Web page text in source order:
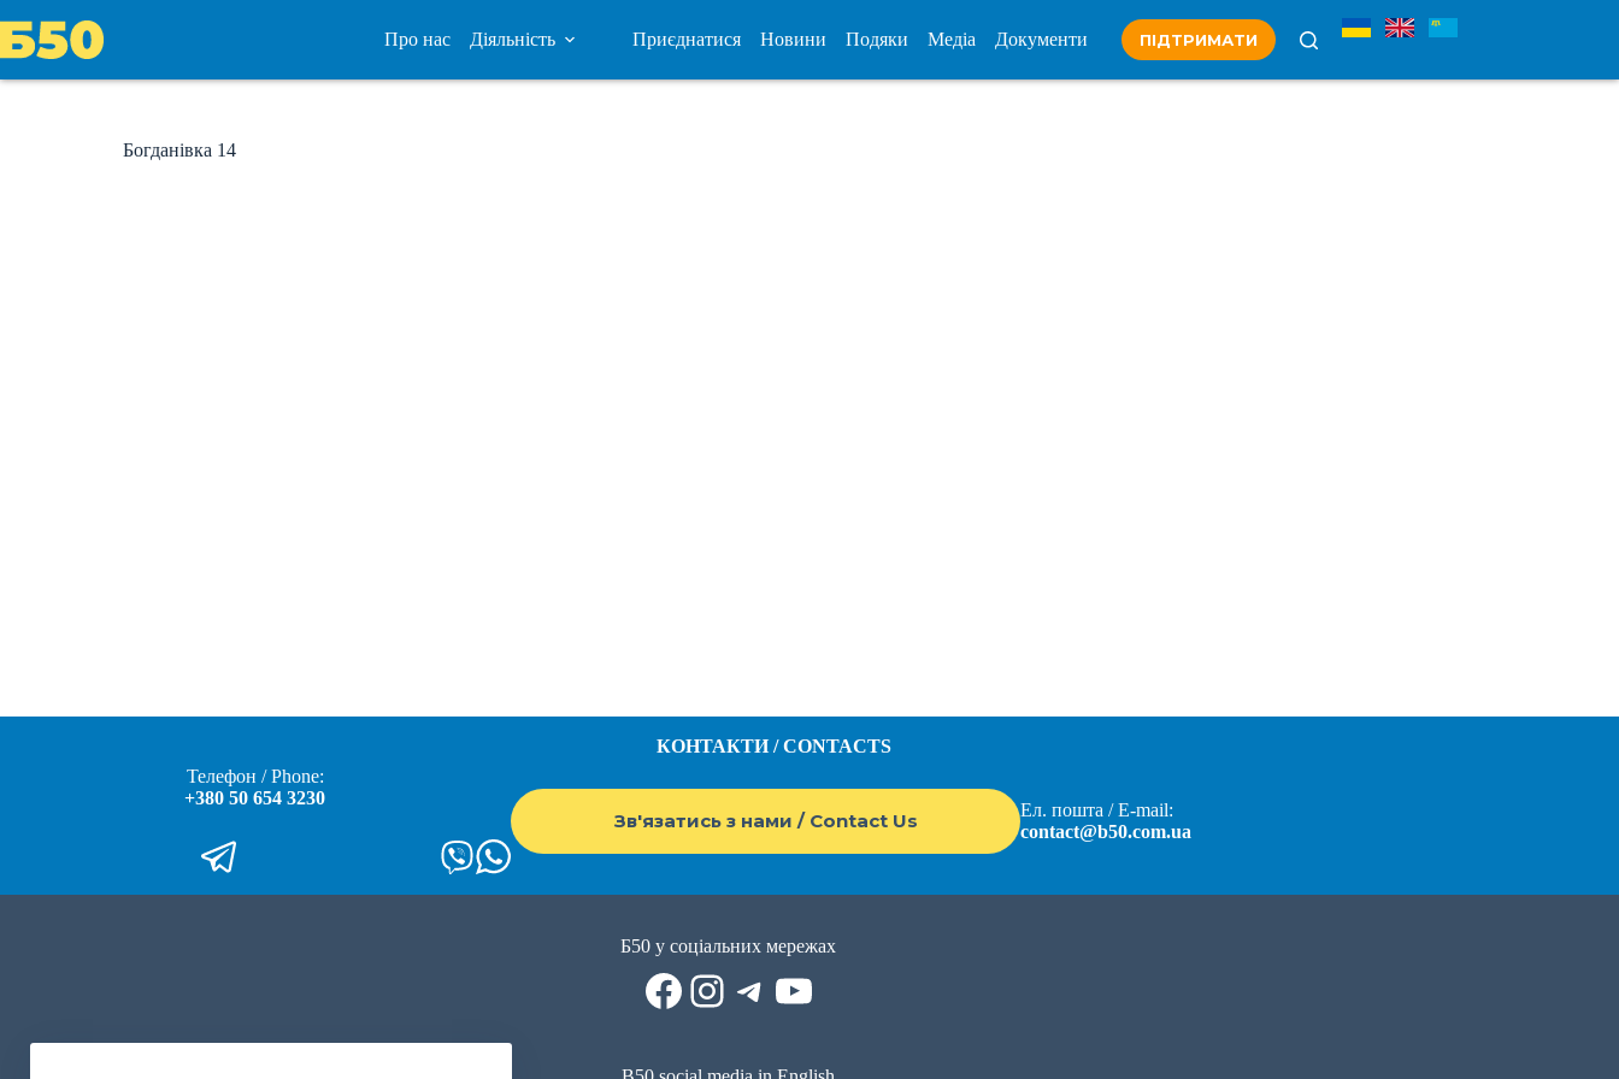
до
вмісту
Про нас Діяльність Приєднатися Новини Подяки Медіа Документи ПІДТРИМАТИ
Богданівка 14
КОНТАКТИ / CONTACTS
Телефон / Phone:
+380 50 654 3230
Зв'язатись з нами / Contact Us
Ел. пошта / E-mail:
contact@b50.com.ua
Б50 у соціальних мережах
Facebook
Instagram
Telegram
YouTube